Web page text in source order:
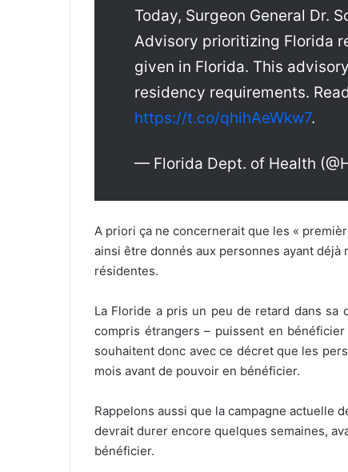
Today, Surgeon General Dr.
Advisory prioritizing Florida
given in Florida. This
residency requirements.
https://t.co/qhihAeWkw7.
— Florida Dept. of Health
A priori ça ne concernerait que les «
ainsi être donnés aux personnes ayant
résidentes.
La Floride a pris un peu de retard dans sa
compris étrangers – puissent en
souhaitent donc avec ce décret que les
mois avant de pouvoir en bénéficier.
Rappelons aussi que la campagne actuelle
devrait durer encore quelques semaines,
bénéficier.